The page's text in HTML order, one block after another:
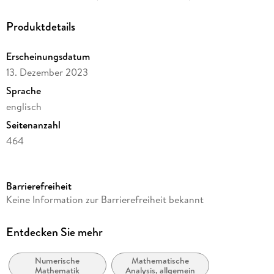
System. - Control Flow. - Macros. - Arrays and Linear
Differential Equations. - Global Optimization. - Local
Optimization. - Neural Networks. - Bayesian Estimation.
Produktdetails
Erscheinungsdatum
13. Dezember 2023
Sprache
englisch
Seitenanzahl
464
Autor/Autorin
Verlag/Hersteller
Abbildungen
Barrierefreiheit
Keine Information zur Barrierefreiheit bekannt
Entdecken Sie mehr
Numerische
Mathematik
Mathematische
Analysis, allgemein